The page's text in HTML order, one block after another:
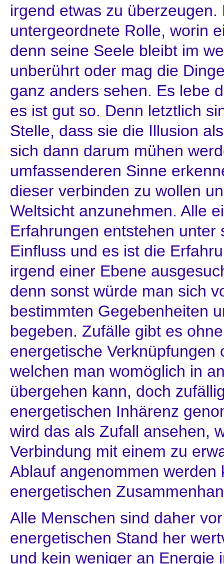
irgend etwas zu überzeugen.
untergeordnete Rolle, worin
denn seine Seele bleibt im
unberührt oder mag die
ganz anders sehen. Es lebe
es ist gut so. Denn letztlich
Stelle, dass sie die Illusion
sich dann darum mühen
umfassenderen Sinne
dieser verbinden zu wollen
Weltsicht anzunehmen. Alle
Erfahrungen entstehen
Einfluss und es ist die
irgend einer Ebene
denn sonst würde man sich
bestimmten Gegebenheiten
begeben. Zufälle gibt es
energetische Verknüpfungen
welchen man womöglich in
übergehen kann, doch
energetischen Inhärenz
wird das als Zufall ansehen,
Verbindung mit einem zu
Ablauf angenommen werden
energetischen
Alle Menschen sind daher
energetischen Stand her
und kein weniger an Energie